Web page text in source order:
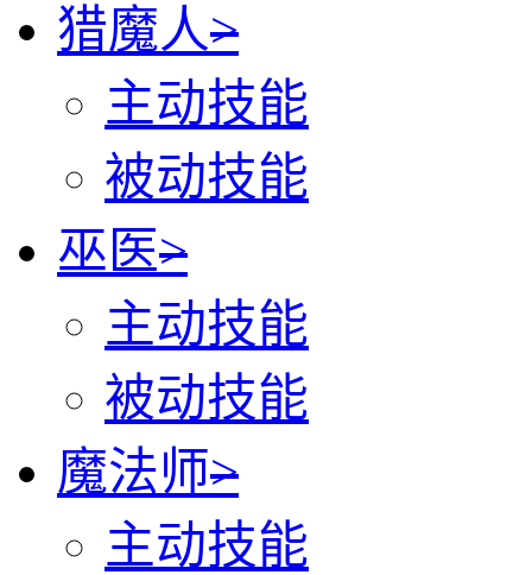
猎魔人>
主动技能
被动技能
巫医>
主动技能
被动技能
魔法师>
主动技能